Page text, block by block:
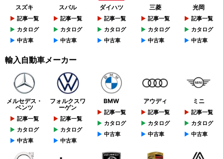
スズキ
記事一覧
カタログ
中古車
スバル
記事一覧
カタログ
中古車
ダイハツ
記事一覧
カタログ
中古車
三菱
記事一覧
カタログ
中古車
光岡
記事一覧
カタログ
中古車
輸入自動車メーカー
メルセデス・
ベンツ
記事一覧
カタログ
中古車
フォルクスワ
ーゲン
記事一覧
カタログ
中古車
BMW
記事一覧
カタログ
中古車
アウディ
記事一覧
カタログ
中古車
ミニ
記事一覧
カタログ
中古車